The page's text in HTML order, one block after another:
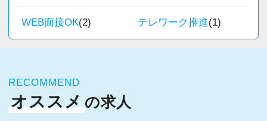
る「合格手当」など、当社ならではの制度を設
けているので、ぜひ活用してください。
【成長のための5つのこだわりを大事にしていま
【先輩スタッフのサポートを受けながら段階を
踏んでステップアップできます♪】
ップしていきましょう。
なく、それらから学びを抽出し、将来に渡って
自律と成長を続けられる“プロとしての矜持”を持
の能力偏重の採用基準を捨て、クライアントと
の約束＝バリューである『成長のための7UP』
これまでの会計事務所や経理経験を活かしてご
また、経験やスキルに応じて徐々に担当する業
務の幅を広げていただきます。
将来的には申告書レビューなど、専門性を高め
WEB面接OK(2) テレワーク推進(1)
RECOMMEND
オススメ の求人